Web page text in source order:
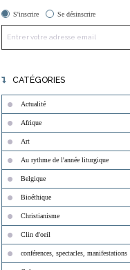
S'inscrire Se désinscrire
CATÉGORIES
Actualité
Afrique
Art
Au rythme de l'année liturgique
Belgique
Bioéthique
Christianisme
Clin d'oeil
conférences, spectacles, manifestations